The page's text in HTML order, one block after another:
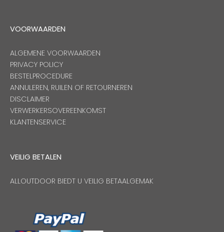
VOORWAARDEN
ALGEMENE VOORWAARDEN
PRIVACY POLICY
BESTELPROCEDURE
ANNULEREN, RUILEN OF RETOURNEREN
DISCLAIMER
VERWERKERSOVEREENKOMST
KLANTENSERVICE
VEILIG BETALEN
ALLOUTDOOR BIEDT U VEILIG BETAALGEMAK